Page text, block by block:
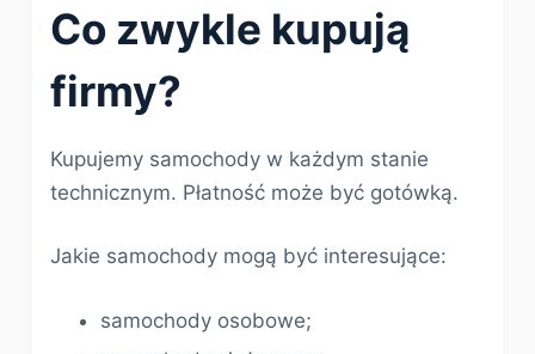
Co zwykle kupują
firmy?
Kupujemy samochody w każdym stanie
technicznym. Płatność może być gotówką.
Jakie samochody mogą być interesujące:
samochody osobowe;